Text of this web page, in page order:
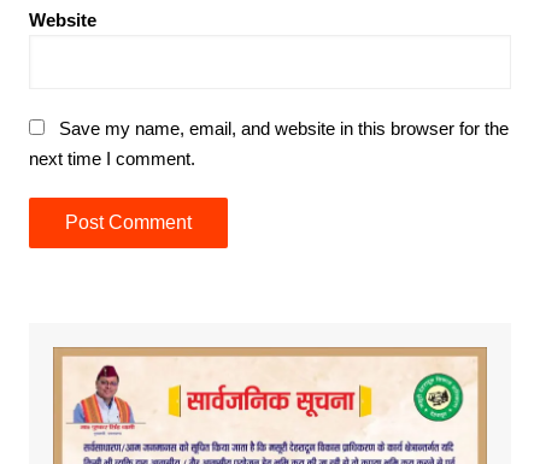
Website
Save my name, email, and website in this browser for the
next time I comment.